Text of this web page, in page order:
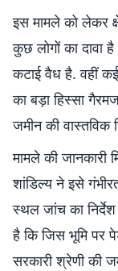
इस मामले को लेकर
कुछ लोगों का दावा
कटाई वैध है. वहीं
का बड़ा हिस्सा
जमीन की
मामले की जानकारी
शांडिल्य ने इसे
स्थल जांच का
है कि जिस भूमि पर
सरकारी श्रेणी की